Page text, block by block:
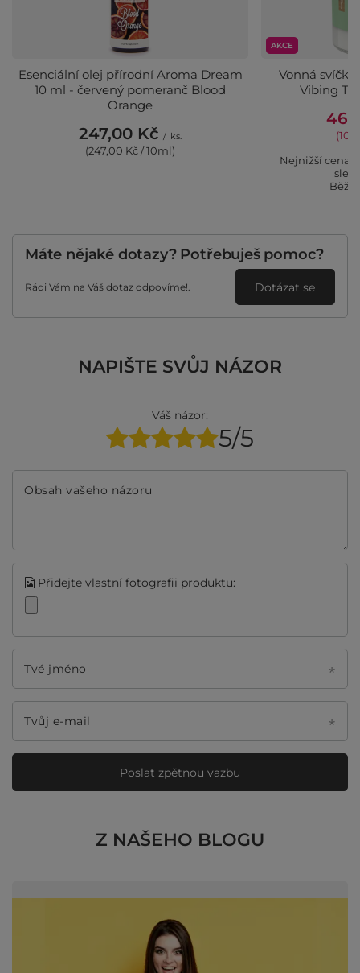
Esenciální olej přírodní Aroma Dream
10 ml - červený pomeranč Blood
Orange
247,00 Kč / ks.
(247,00 Kč / 10ml)
AKCE
Vonná
Vibing
Nejnižší cena
Máte nějaké dotazy? Potřebuješ pomoc?
Rádi Vám na Váš dotaz odpovíme!. Dotázat se
NAPIŠTE SVŮJ NÁZOR
Váš názor:
5/5
Obsah vašeho názoru
Přidejte vlastní fotografii produktu:
Tvé jméno
Tvůj e-mail
Poslat zpětnou vazbu
Z NAŠEHO BLOGU